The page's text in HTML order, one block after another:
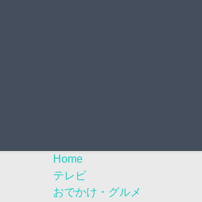
Home
テレビ
おでかけ・グルメ